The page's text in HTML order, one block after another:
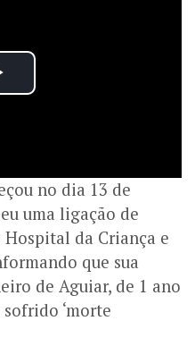
no dia 13 de
uma ligação de
da Criança e
que sua
de Aguiar, de 1 ano
‘morte